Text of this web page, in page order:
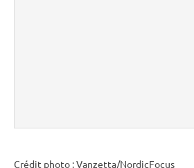
Crédit photo : Vanzetta/NordicFocus